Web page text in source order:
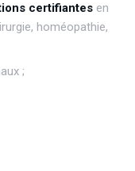
certifiantes en
homéopathie,
;